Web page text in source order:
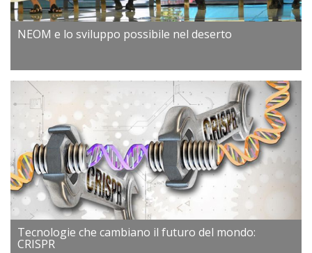
NEOM e lo sviluppo possibile nel deserto
Tecnologie che cambiano il futuro del mondo:
CRISPR